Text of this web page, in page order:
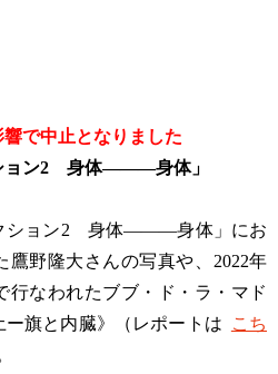
で中止となりました
ョン2 身体———身体」
ション2 身体———身体」にお
鷹野隆大さんの写真や、2022年
行なわれたブブ・ド・ラ・マド
旗と内臓》（レポートは
こち